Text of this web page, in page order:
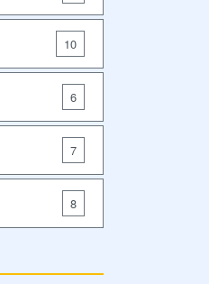
10
6
7
8